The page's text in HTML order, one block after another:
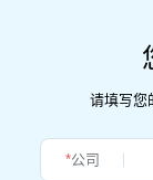
请填写您
*公司